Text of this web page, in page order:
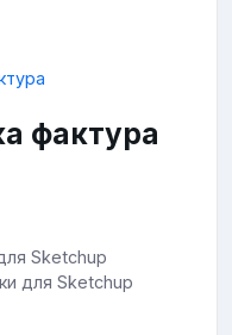
фактура
для Sketchup